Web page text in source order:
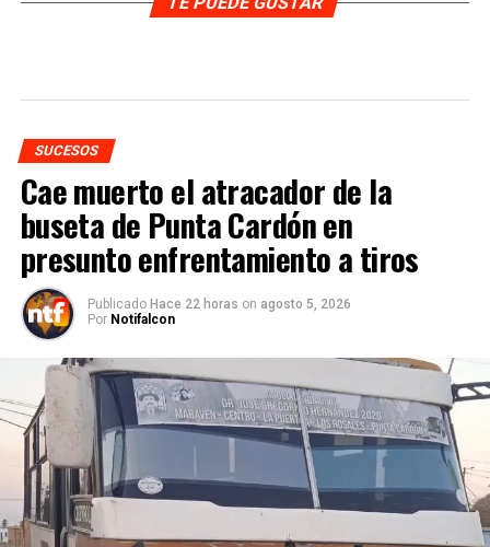
SUCESOS
Cae muerto el atracador de la
buseta de Punta Cardón en
presunto enfrentamiento a tiros
Publicado Hace 22 horas on agosto 5, 2026
Por Notifalcon